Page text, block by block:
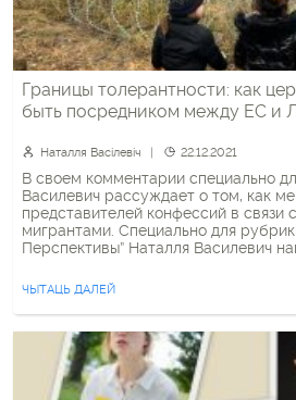
Границы толерантности: как
быть посредником между ЕС и
Наталля Васілевіч 22.12.2021
В своем комментарии специально
Василевич рассуждает о том, как
представителей конфессий в связи
мигрантами. Специально для
Перспективы” Наталля Василевич
Беларуси. Обсудить ее мнение и
видением ситуации можно под
[…]
ЧЫТАЦЬ ДАЛЕЙ